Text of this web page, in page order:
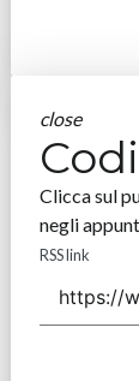
close
Clicca sul
negli
RSS link